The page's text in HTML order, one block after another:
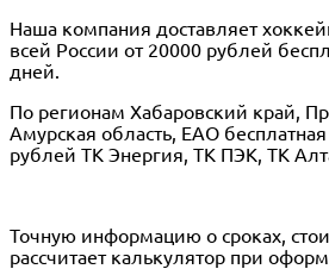
Наша компания доставляет
всей России от 20000 рублей
дней.
По регионам Хабаровский край,
Амурская область, ЕАО
рублей ТК Энергия, ТК ПЭК, ТК
Точную информацию о сроках,
рассчитает калькулятор при